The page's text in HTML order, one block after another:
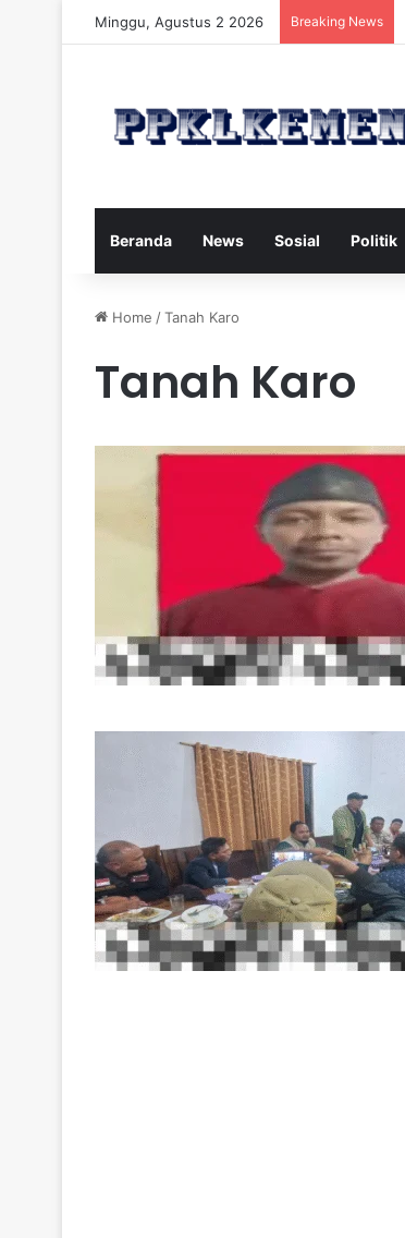
Minggu, Agustus 2 2026 Breaking News
Beranda News Sosial Politik
Home /Tanah Karo
Tanah Karo